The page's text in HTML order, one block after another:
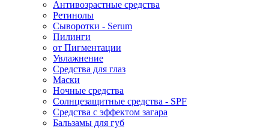
Антивозрастные средства
Ретинолы
Сыворотки - Serum
Пилинги
от Пигментации
Увлажнение
Средства для глаз
Маски
Ночные средства
Солнцезащитные средства - SPF
Средства c эффектом загара
Бальзамы для губ